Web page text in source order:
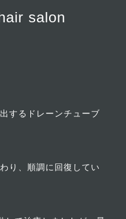
salon
するドレーンチューブ
り、順調に回復してい